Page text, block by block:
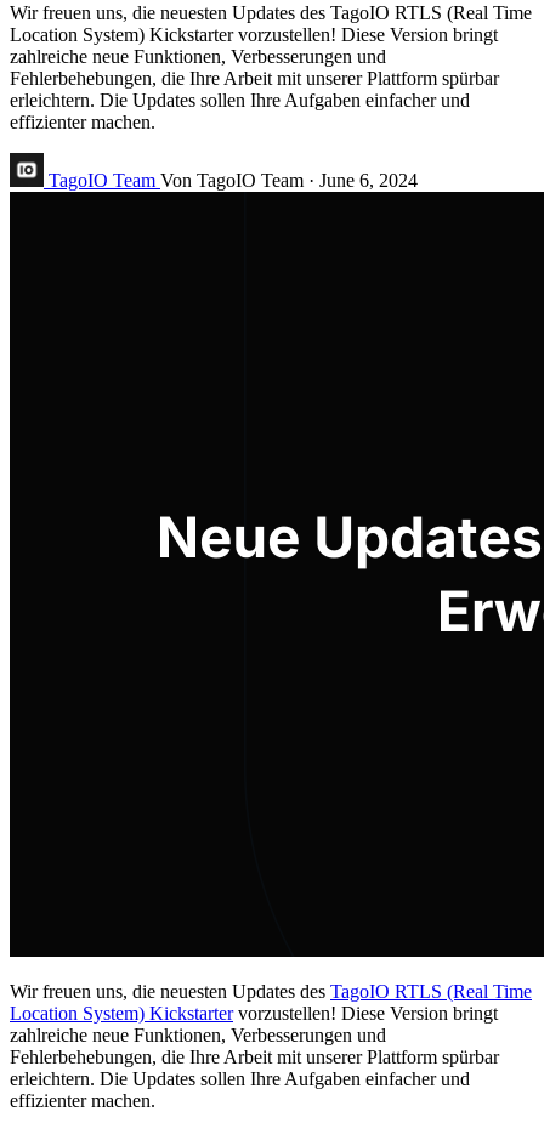
Wir freuen uns, die neuesten Updates des TagoIO RTLS (Real Time
Location System) Kickstarter vorzustellen! Diese Version bringt
zahlreiche neue Funktionen, Verbesserungen und
Fehlerbehebungen, die Ihre Arbeit mit unserer Plattform spürbar
erleichtern. Die Updates sollen Ihre Aufgaben einfacher und
effizienter machen.
TagoIO Team Von TagoIO Team · June 6, 2024
Wir freuen uns, die neuesten Updates des TagoIO RTLS (Real Time
Location System) Kickstartervorzustellen! Diese Version bringt
zahlreiche neue Funktionen, Verbesserungen und
Fehlerbehebungen, die Ihre Arbeit mit unserer Plattform spürbar
erleichtern. Die Updates sollen Ihre Aufgaben einfacher und
effizienter machen.